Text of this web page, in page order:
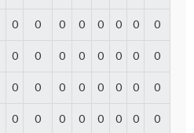
0 0 0 0 0 0 0 0
0 0 0 0 0 0 0 0
0 0 0 0 0 0 0 0
0 0 0 0 0 0 0 0